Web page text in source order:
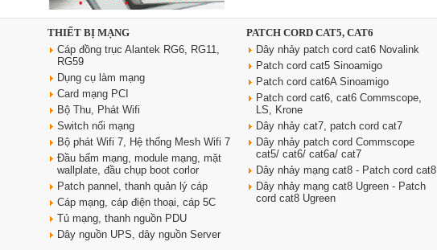
Giá: 4,600,000 VNĐ
Dây nguồn C19 C20 dài 3m tiết
diện 3x2.5 mm2 dùng cho PDU
Giá: 370,000 VNĐ
THIẾT BỊ MẠNG
Cáp đồng trục Alantek RG6, RG11,
RG59
Dụng cụ làm mạng
Card mạng PCI
Bộ Thu, Phát Wifi
Switch nối mạng
Bộ phát Wifi 7, Hệ thống Mesh Wifi 7
Đầu bấm mạng, module mạng, mặt
wallplate, đầu chụp boot corlor
Patch pannel, thanh quản lý cáp
Cáp mạng, cáp điện thoại, cáp 5C
Tủ mạng, thanh nguồn PDU
Dây nguồn UPS, dây nguồn Server
PATCH CORD CAT5, CAT6
Dây nhảy patch cord cat6 Novalink
Patch cord cat5 Sinoamigo
Patch cord cat6A Sinoamigo
Patch cord cat6, cat6 Commscope,
LS, Krone
Dây nhảy cat7, patch cord cat7
Dây nhảy patch cord Commscope
cat5/ cat6/ cat6a/ cat7
Dây nhảy mạng cat8 - Patch cord cat8
Dây nhảy mạng cat8 Ugreen - Patch
cord cat8 Ugreen